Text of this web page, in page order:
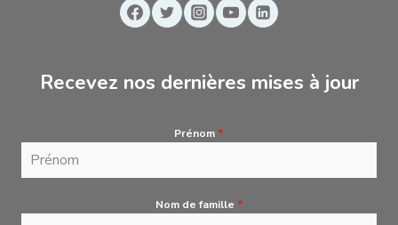
Recevez nos dernières mises à jour
Prénom *
Nom de famille *